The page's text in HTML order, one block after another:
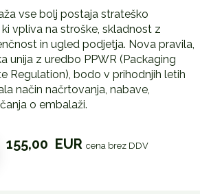
vse bolj postaja strateško
vpliva na stroške, skladnost z
in ugled podjetja. Nova pravila,
unija z uredbo PPWR (Packaging
Regulation), bodo v prihodnjih letih
način načrtovanja, nabave,
o embalaži.
155,00 EUR cena brez DDV